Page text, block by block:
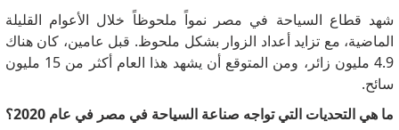
شهد قطاع السياحة في مصر نمواً ملحوظاً خلال الأعوام القليلة
الماضية، مع تزايد أعداد الزوار بشكل ملحوظ. قبل عامين، كان هناك
4.9 مليون زائر، ومن المتوقع أن يشهد هذا العام أكثر من 15 مليون
سائح.
ما هي التحديات التي تواجه صناعة السياحة في مصر في عام 2020؟